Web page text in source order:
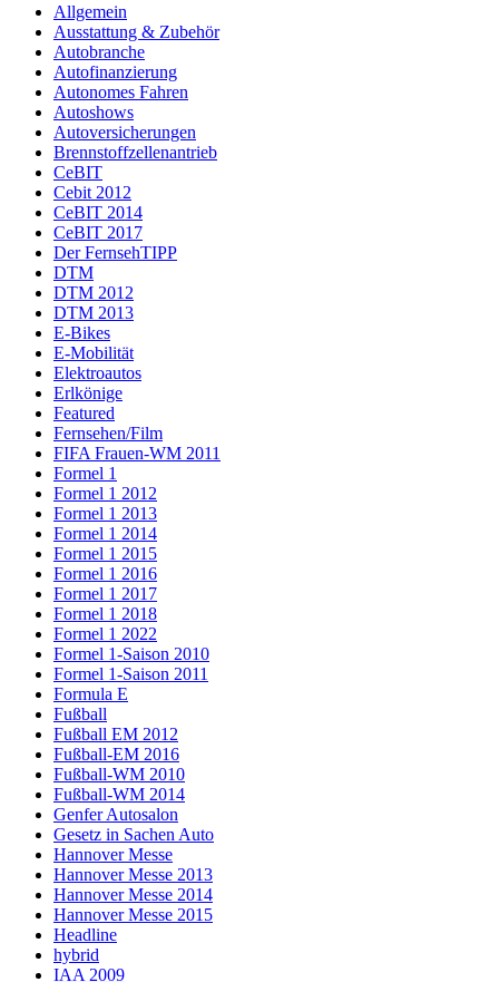
Allgemein
Ausstattung & Zubehör
Autobranche
Autofinanzierung
Autonomes Fahren
Autoshows
Autoversicherungen
Brennstoffzellenantrieb
CeBIT
Cebit 2012
CeBIT 2014
CeBIT 2017
Der FernsehTIPP
DTM
DTM 2012
DTM 2013
E-Bikes
E-Mobilität
Elektroautos
Erlkönige
Featured
Fernsehen/Film
FIFA Frauen-WM 2011
Formel 1
Formel 1 2012
Formel 1 2013
Formel 1 2014
Formel 1 2015
Formel 1 2016
Formel 1 2017
Formel 1 2018
Formel 1 2022
Formel 1-Saison 2010
Formel 1-Saison 2011
Formula E
Fußball
Fußball EM 2012
Fußball-EM 2016
Fußball-WM 2010
Fußball-WM 2014
Genfer Autosalon
Gesetz in Sachen Auto
Hannover Messe
Hannover Messe 2013
Hannover Messe 2014
Hannover Messe 2015
Headline
hybrid
IAA 2009